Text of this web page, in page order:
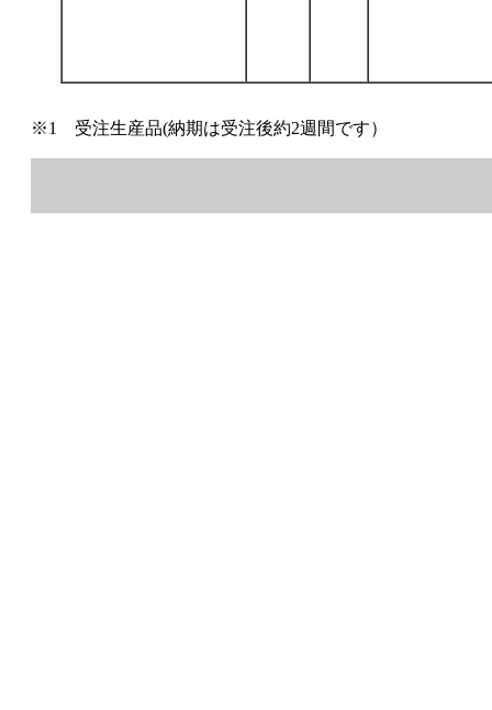
※1 受注生産品(納期は受注後約2週間です）